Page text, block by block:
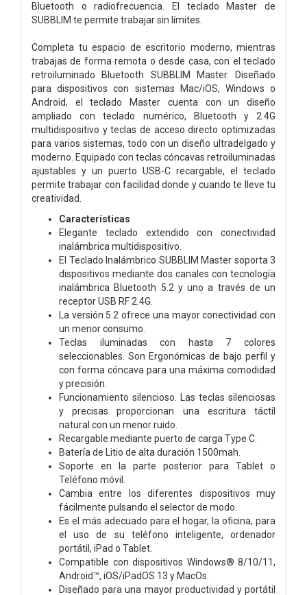
Bluetooth o radiofrecuencia. El teclado Master de
SUBBLIM te permite trabajar sin límites.
Completa tu espacio de escritorio moderno, mientras
trabajas de forma remota o desde casa, con el teclado
retroiluminado Bluetooth SUBBLIM Master. Diseñado
para dispositivos con sistemas Mac/iOS, Windows o
Android, el teclado Master cuenta con un diseño
ampliado con teclado numérico, Bluetooth y 2.4G
multidispositivo y teclas de acceso directo optimizadas
para varios sistemas, todo con un diseño ultradelgado y
moderno. Equipado con teclas cóncavas retroiluminadas
ajustables y un puerto USB-C recargable, el teclado
permite trabajar con facilidad donde y cuando te lleve tu
creatividad.
Características
Elegante teclado extendido con conectividad
inalámbrica multidispositivo.
El Teclado Inalámbrico SUBBLIM Master soporta 3
dispositivos mediante dos canales con tecnología
inalámbrica Bluetooth 5.2 y uno a través de un
receptor USB RF 2.4G.
La versión 5.2 ofrece una mayor conectividad con
un menor consumo.
Teclas iluminadas con hasta 7 colores
seleccionables. Son Ergonómicas de bajo perfil y
con forma cóncava para una máxima comodidad
y precisión.
Funcionamiento silencioso. Las teclas silenciosas
y precisas proporcionan una escritura táctil
natural con un menor ruido.
Recargable mediante puerto de carga Type C.
Batería de Litio de alta duración 1500mah.
Soporte en la parte posterior para Tablet o
Teléfono móvil.
Cambia entre los diferentes dispositivos muy
fácilmente pulsando el selector de modo.
Es el más adecuado para el hogar, la oficina, para
el uso de su teléfono inteligente, ordenador
portátil, iPad o Tablet.
Compatible con dispositivos Windows® 8/10/11,
Android™, iOS/iPadOS 13 y MacOs.
Diseñado para una mayor productividad y portátil